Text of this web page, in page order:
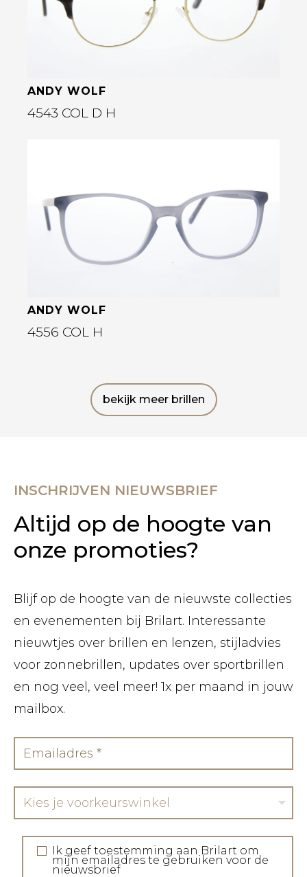
ANDY WOLF
4543 COL D H
ANDY WOLF
4556 COL H
bekijk meer brillen
INSCHRIJVEN NIEUWSBRIEF
Altijd op de hoogte van
onze promoties?
Blijf op de hoogte van de nieuwste collecties
en evenementen bij Brilart. Interessante
nieuwtjes over brillen en lenzen, stijladvies
voor zonnebrillen, updates over sportbrillen
en nog veel, veel meer! 1x per maand in jouw
mailbox.
Kies je voorkeurswinkel
Ik geef toestemming aan Brilart om
mijn emailadres te gebruiken voor de
nieuwsbrief